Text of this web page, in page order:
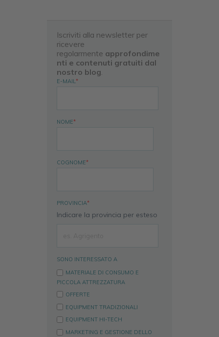
Iscriviti alla newsletter per
ricevere
regolarmente approfondime
nti e contenuti gratuiti dal
nostro blog
E-MAIL *
NOME*
COGNOME*
PROVINCIA*
Indicare la provincia per esteso
SONO INTERESSATO A
MATERIALE DI CONSUMO E
PICCOLA ATTREZZATURA
OFFERTE
EQUIPMENT TRADIZIONALI
EQUIPMENT HI-TECH
MARKETING E GESTIONE DELLO